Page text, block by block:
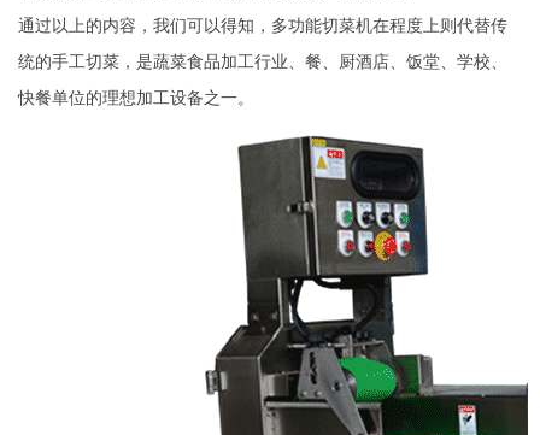
通过以上的内容，我们可以得知，多功能切菜机在程度上则代替传
统的手工切菜，是蔬菜食品加工行业、餐、厨酒店、饭堂、学校、
快餐单位的理想加工设备之一。